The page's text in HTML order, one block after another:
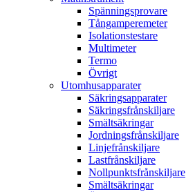
Spänningsprovare
Tångamperemeter
Isolationstestare
Multimeter
Termo
Övrigt
Utomhusapparater
Säkringsapparater
Säkringsfrånskiljare
Smältsäkringar
Jordningsfrånskiljare
Linjefrånskiljare
Lastfrånskiljare
Nollpunktsfrånskiljare
Smältsäkringar